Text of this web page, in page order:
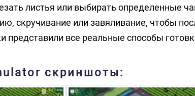
листья или выбирать определенные
скручивание или завяливание, чтобы
представили все реальные способы
скриншоты: